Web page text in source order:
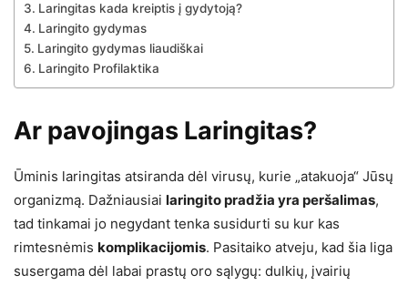
Laringitas kada kreiptis į gydytoją?
Laringito gydymas
Laringito gydymas liaudiškai
Laringito Profilaktika
Ar pavojingas Laringitas?
Ūminis laringitas atsiranda dėl virusų, kurie „atakuoja“ Jūsų
organizmą. Dažniausiai laringito pradžia yra peršalimas,
tad tinkamai jo negydant tenka susidurti su kur kas
rimtesnėmis komplikacijomis. Pasitaiko atveju, kad šia liga
susergama dėl labai prastų oro sąlygų: dulkių, įvairių